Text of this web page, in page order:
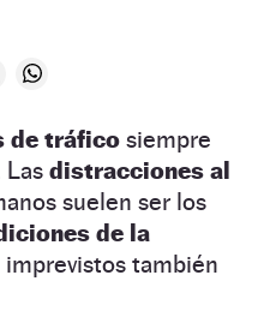
de tráfico siempre
Las distracciones al
suelen ser los
de la
también